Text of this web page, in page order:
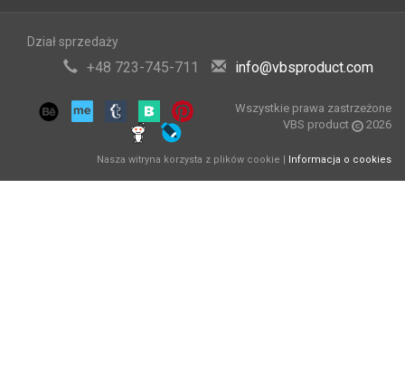
Dział sprzedaży
+48 723-745-711 info@vbsproduct.com
Wszystkie prawa zastrzeżone
VBS product
2026
Nasza witryna korzysta z plików cookie | Informacja o cookies